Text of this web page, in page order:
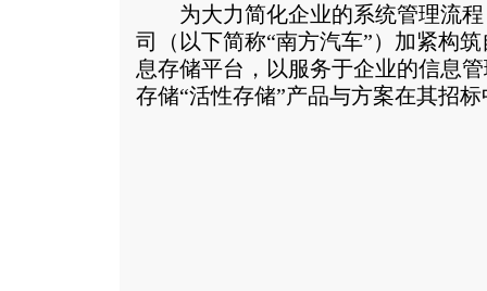
为大力简化企业的系统管理流程
司（以下简称“南方汽车”）加紧构
息存储平台，以服务于企业的信息
存储“活性存储”产品与方案在其招